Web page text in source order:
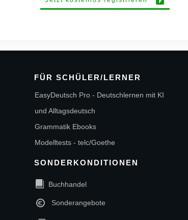
FÜR SCHÜLER/LERNER
EasyDeutsch Pro - Deutschlernen mit KI
und Alltagsdeutsch
Grammatik Ebooks
Modelltests - telc/Goethe
SONDERKONDITIONEN
Buchhandel
Sonderangebote